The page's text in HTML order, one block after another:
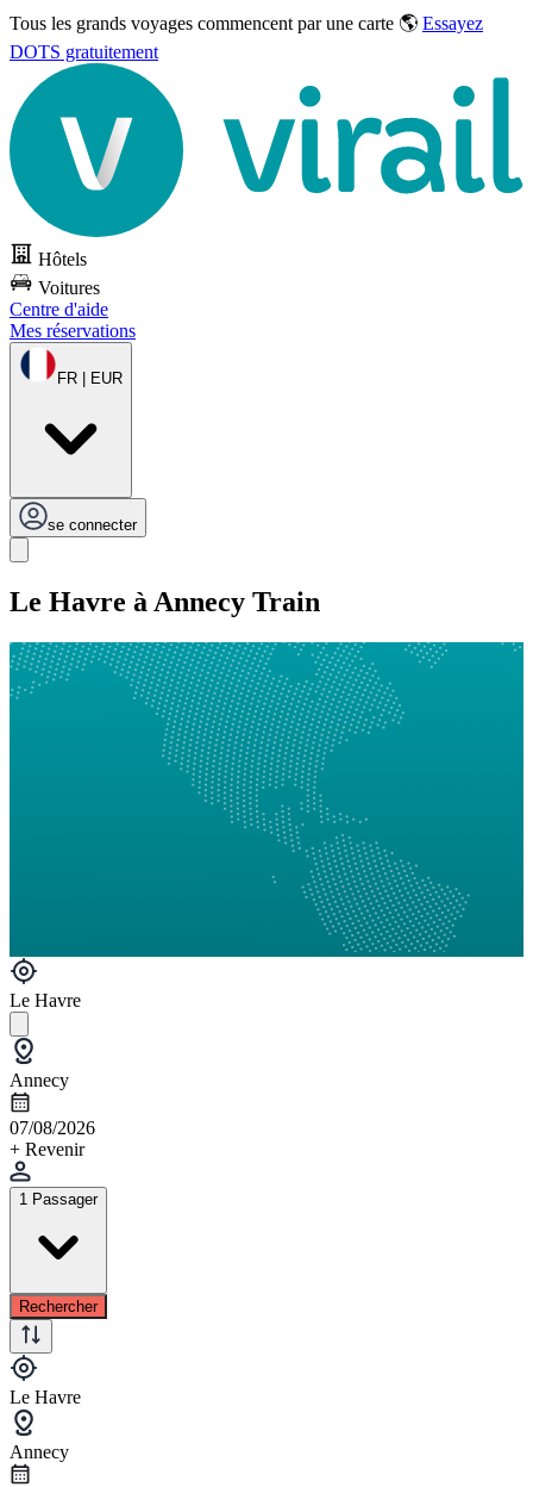
Tous les grands voyages commencent par une carte 🌎 Essayez
DOTS gratuitement
Hôtels
Voitures
Centre d'aide
Mes réservations
FR | EUR
se connecter
Le Havre à Annecy Train
Le Havre
Annecy
07/08/2026
+ Revenir
1 Passager
Rechercher
Le Havre
Annecy